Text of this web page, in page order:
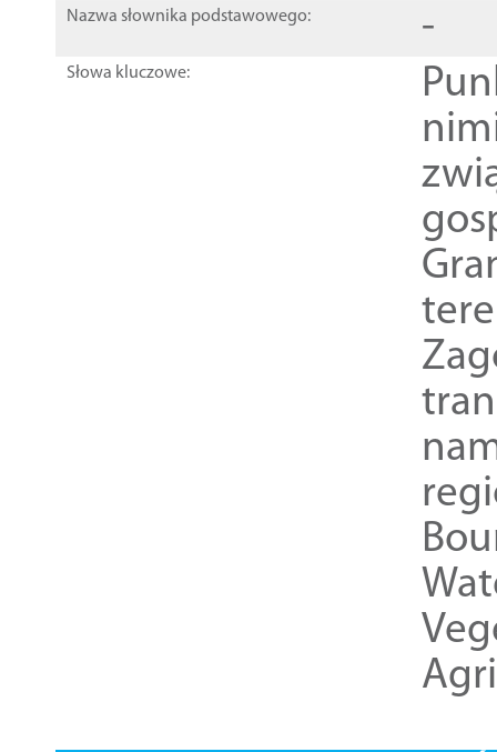
Nazwa słownika podstawowego: -
Słowa kluczowe: